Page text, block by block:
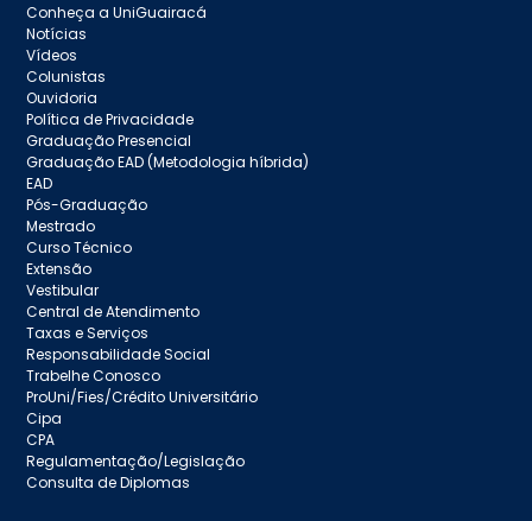
Conheça a UniGuairacá
Notícias
Vídeos
Colunistas
Ouvidoria
Política de Privacidade
Graduação Presencial
Graduação EAD (Metodologia híbrida)
EAD
Pós-Graduação
Mestrado
Curso Técnico
Extensão
Vestibular
Central de Atendimento
Taxas e Serviços
Responsabilidade Social
Trabelhe Conosco
ProUni/Fies/Crédito Universitário
Cipa
CPA
Regulamentação/Legislação
Consulta de Diplomas